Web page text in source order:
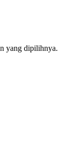
yang dipilihnya.